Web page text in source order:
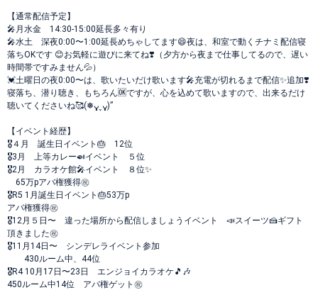
【通常配信予定】
🎤月水金 14:30-15:00延長多々有り
🎤水土 深夜0:00〜1:00延長めちゃしてます😄夜は、和室で動くチナミ配信寝
落ちOKです 😊お気軽に遊びに来てね❣️（夕方から夜まで仕事してるので、遅い
時間帯ですみません💦）
💓土曜日の夜0:00〜は、歌いたいだけ歌います🎤充電が切れるまで配信✨追加❣️
寝落ち、潜り聴き、もちろん🆗ですが、心を込めて歌いますので、出来るだけ
聴いてくださいね🥰(❅ᴗ͈ˬᴗ͈)”
【イベント経歴】
🎖️４月 誕生日イベント🎂 12位
🎖️3月 上等カレー🍛イベント ５位
🎖️2月 カラオケ館🎤イベント ８位✨
65万pアバ権獲得㊗️
🎖️R5 1月誕生日イベント🎂53万p
アバ権獲得㊗️
🎖️12月５日〜 違った場所から配信しましょうイベント 📣スイーツ🍰ギフト
頂きました㊗️
🎖️11月14日〜 シンデレライベント参加
430ルーム中、44位
🎖R4 10月17日〜23日 エンジョイカラオケ🎵🎶
450ルーム中14位 アバ権ゲット㊗️